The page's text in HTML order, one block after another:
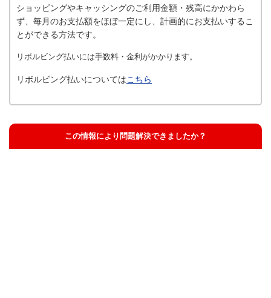
ショッピングやキャッシングのご利用金額・残高にかかわら
ず、毎月のお支払額をほぼ一定にし、計画的にお支払いするこ
とができる方法です。
リボルビング払いには手数料・金利がかかります。
リボルビング払いについてはこちら
この情報により問題解決できましたか？